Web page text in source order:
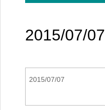
2015/07/
2015/07/07